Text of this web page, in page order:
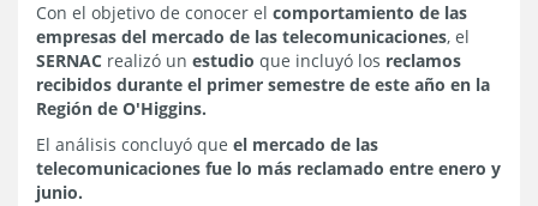
Con el objetivo de conocer el comportamiento de las
empresas del mercado de las telecomunicaciones, el
SERNAC realizó un estudio que incluyó los reclamos
recibidos durante el primer semestre de este año en la
Región de O'Higgins.
El análisis concluyó que el mercado de las
telecomunicaciones fue lo más reclamado entre enero y
junio.